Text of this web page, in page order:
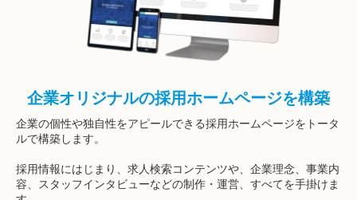
企業オリジナルの採用ホームページを構築
企業の個性や独自性をアピールできる採用ホームページをトータ
ルで構築します。
採用情報にはじまり、求人検索コンテンツや、企業理念、事業内
容、スタッフインタビューなどの制作・運営、すべてを手掛けま